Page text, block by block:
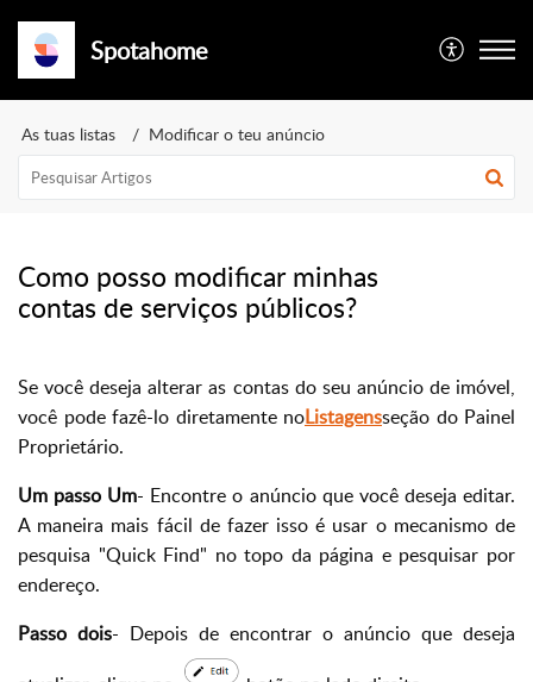
Spotahome
As tuas listas Modificar o teu anúncio
Como posso modificar minhas
contas de serviços públicos?
Se você deseja alterar as contas do seu anúncio de imóvel,
você pode fazê-lo diretamente noListagensseção do Painel
Proprietário.
Um passo Um- Encontre o anúncio que você deseja editar.
A maneira mais fácil de fazer isso é usar o mecanismo de
pesquisa "Quick Find" no topo da página e pesquisar por
endereço.
Passo dois- Depois de encontrar o anúncio que deseja